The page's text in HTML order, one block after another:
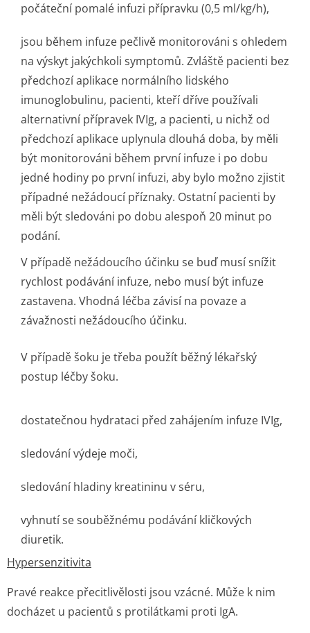
počáteční pomalé infuzi přípravku (0,5 ml/kg/h),
jsou během infuze pečlivě monitorováni s ohledem
na výskyt jakýchkoli symptomů. Zvláště pacienti bez
předchozí aplikace normálního lidského
imunoglobulinu, pacienti, kteří dříve používali
alternativní přípravek IVIg, a pacienti, u nichž od
předchozí aplikace uplynula dlouhá doba, by měli
být monitorováni během první infuze i po dobu
jedné hodiny po první infuzi, aby bylo možno zjistit
případné nežádoucí příznaky. Ostatní pacienti by
měli být sledováni po dobu alespoň 20 minut po
podání.
V případě nežádoucího účinku se buď musí snížit
rychlost podávání infuze, nebo musí být infuze
zastavena. Vhodná léčba závisí na povaze a
závažnosti nežádoucího účinku.
V případě šoku je třeba použít běžný lékařský
postup léčby šoku.
dostatečnou hydrataci před zahájením infuze IVIg,
sledování výdeje moči,
sledování hladiny kreatininu v séru,
vyhnutí se souběžnému podávání kličkových
diuretik.
Hypersenzitivita
Pravé reakce přecitlivělosti jsou vzácné. Může k nim
docházet u pacientů s protilátkami proti IgA.